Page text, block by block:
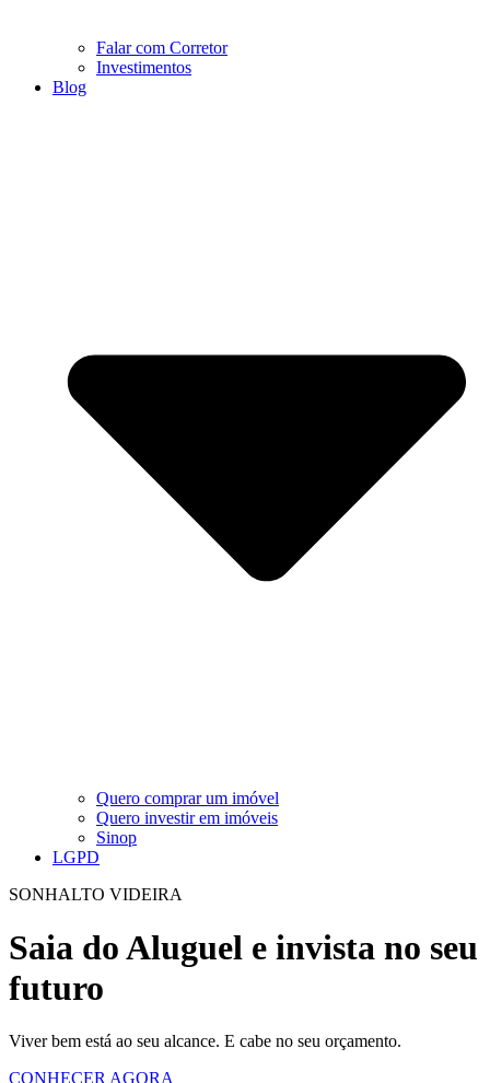
Falar com Corretor
Investimentos
Blog
Quero comprar um imóvel
Quero investir em imóveis
Sinop
LGPD
SONHALTO VIDEIRA
Saia do Aluguel e invista no seu
futuro
Viver bem está ao seu alcance. E cabe no seu orçamento.
CONHECER AGORA